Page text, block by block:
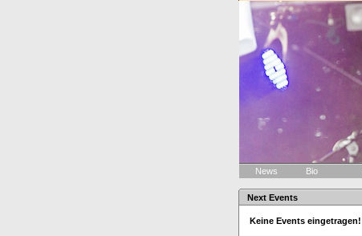
News Bio
Next Events
Keine Events eingetragen!